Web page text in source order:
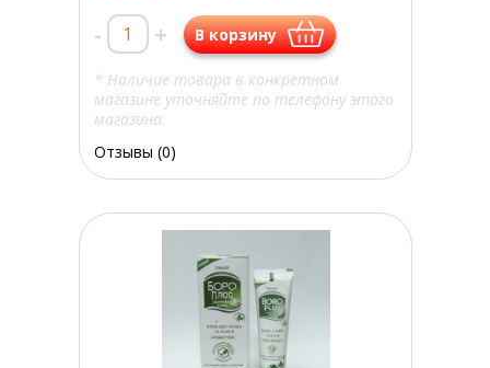
- + В корзину
* Наличие товара в конкретном
магазине уточняйте по телефону этого
магазина.
Отзывы (0)